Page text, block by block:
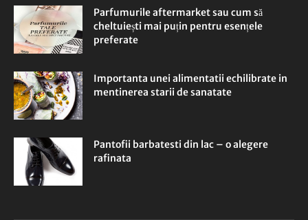
Parfumurile aftermarket sau cum să
cheltuiești mai puțin pentru esențele
preferate
Importanta unei alimentatii echilibrate in
mentinerea starii de sanatate
Pantofii barbatesti din lac – o alegere
rafinata